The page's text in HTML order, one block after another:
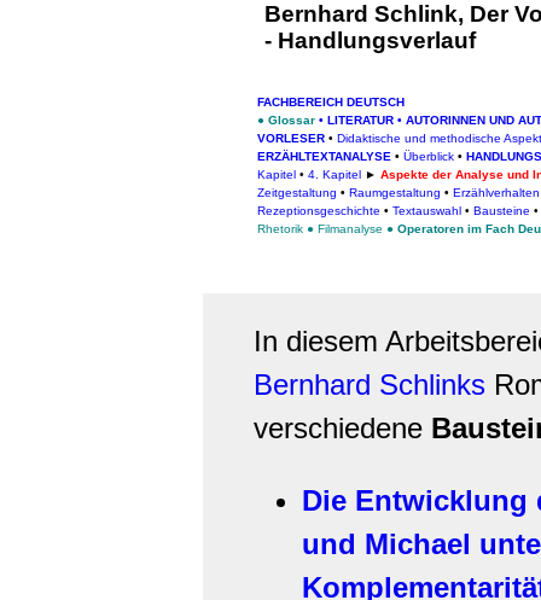
Bernhard Schlink, Der
- Handlungsverlauf
FACHBEREICH DEUTSCH
● Glossar • LITERATUR • AUTORINNEN UND
VORLESER • Didaktische und methodische
ERZÄHLTEXTANALYSE • Überblick •
Kapitel • 4. Kapitel ► Aspekte der Analyse und
Zeitgestaltung • Raumgestaltung • Erzählverhalten
Rezeptionsgeschichte • Textauswahl • Bausteine •
Rhetorik ● Filmanalyse ● Operatoren im Fach
In diesem
Bernhard Schlinks
verschiedene
Die Entwicklung
und Michael